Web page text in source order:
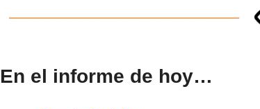
En el informe de hoy…